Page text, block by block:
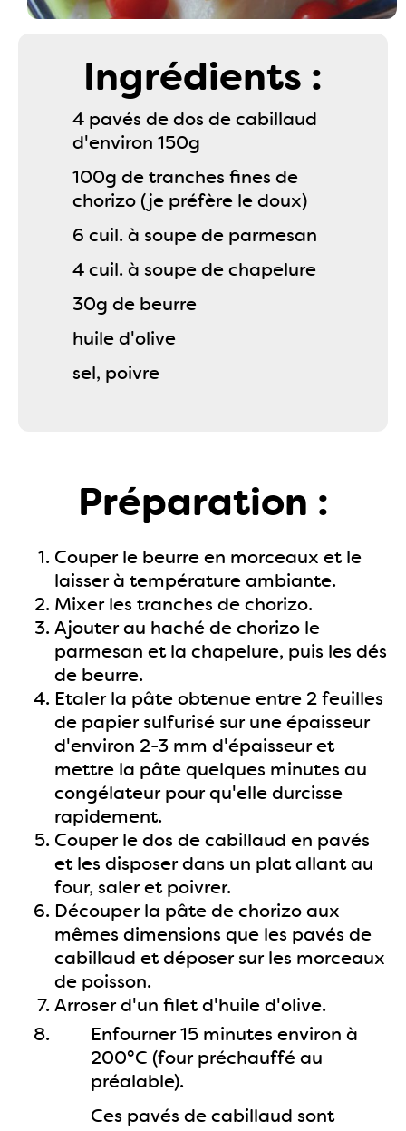
Ingrédients :
4 pavés de dos de cabillaud
d'environ 150g
100g de tranches fines de
chorizo (je préfère le doux)
6 cuil. à soupe de parmesan
4 cuil. à soupe de chapelure
30g de beurre
huile d'olive
sel, poivre
Préparation :
Couper le beurre en morceaux et le
laisser à température ambiante.
Mixer les tranches de chorizo.
Ajouter au haché de chorizo le
parmesan et la chapelure, puis les dés
de beurre.
Etaler la pâte obtenue entre 2 feuilles
de papier sulfurisé sur une épaisseur
d'environ 2-3 mm d'épaisseur et
mettre la pâte quelques minutes au
congélateur pour qu'elle durcisse
rapidement.
Couper le dos de cabillaud en pavés
et les disposer dans un plat allant au
four, saler et poivrer.
Découper la pâte de chorizo aux
mêmes dimensions que les pavés de
cabillaud et déposer sur les morceaux
de poisson.
Arroser d'un filet d'huile d'olive.
Enfourner 15 minutes environ à
200°C (four préchauffé au
préalable).
Ces pavés de cabillaud sont